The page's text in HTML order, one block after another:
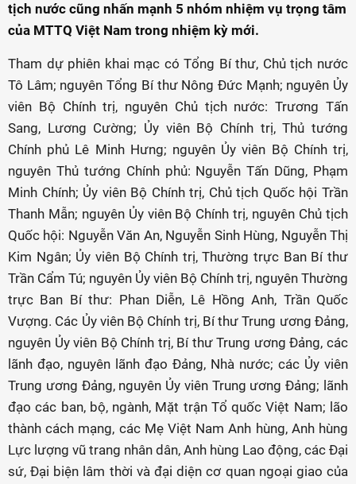
tịch nước cũng nhấn mạnh 5 nhóm nhiệm vụ trọng tâm
của MTTQ Việt Nam trong nhiệm kỳ mới.
Tham dự phiên khai mạc có Tổng Bí thư, Chủ tịch nước
Tô Lâm; nguyên Tổng Bí thư Nông Đức Mạnh; nguyên Ủy
viên Bộ Chính trị, nguyên Chủ tịch nước: Trương Tấn
Sang, Lương Cường; Ủy viên Bộ Chính trị, Thủ tướng
Chính phủ Lê Minh Hưng; nguyên Ủy viên Bộ Chính trị,
nguyên Thủ tướng Chính phủ: Nguyễn Tấn Dũng, Phạm
Minh Chính; Ủy viên Bộ Chính trị, Chủ tịch Quốc hội Trần
Thanh Mẫn; nguyên Ủy viên Bộ Chính trị, nguyên Chủ tịch
Quốc hội: Nguyễn Văn An, Nguyễn Sinh Hùng, Nguyễn Thị
Kim Ngân; Ủy viên Bộ Chính trị, Thường trực Ban Bí thư
Trần Cẩm Tú; nguyên Ủy viên Bộ Chính trị, nguyên Thường
trực Ban Bí thư: Phan Diễn, Lê Hồng Anh, Trần Quốc
Vượng. Các Ủy viên Bộ Chính trị, Bí thư Trung ương Đảng,
nguyên Ủy viên Bộ Chính trị, Bí thư Trung ương Đảng, các
lãnh đạo, nguyên lãnh đạo Đảng, Nhà nước; các Ủy viên
Trung ương Đảng, nguyên Ủy viên Trung ương Đảng; lãnh
đạo các ban, bộ, ngành, Mặt trận Tổ quốc Việt Nam; lão
thành cách mạng, các Mẹ Việt Nam Anh hùng, Anh hùng
Lực lượng vũ trang nhân dân, Anh hùng Lao động, các Đại
sứ, Đại biện lâm thời và đại diện cơ quan ngoại giao của